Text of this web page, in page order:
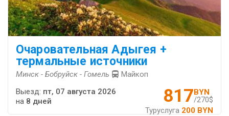
Очаровательная Адыгея +
термальные источники
Минск - Бобруйск - Гомель Майкоп
817BYN
/270$
Туруслуга 200 BYN
Выезд: пт, 07 августа 2026
на 8 дней